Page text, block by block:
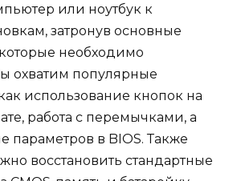
или ноутбук к
затронув основные
необходимо
охватим популярные
использование кнопок на
работа с перемычками, а
параметров в BIOS. Также
восстановить стандартные